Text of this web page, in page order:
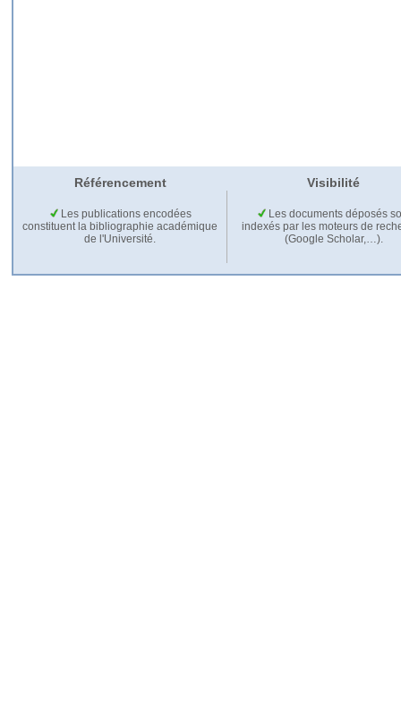
Référencement Visibilité
Les publications encodées
constituent la bibliographie académique
de l'Université.
Les documents déposés
indexés par les moteurs de
(Google Scholar,…).